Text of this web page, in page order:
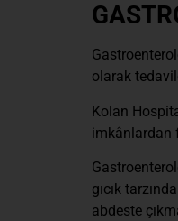
olarak
Kolan
imkânlardan
gıcık
abdeste